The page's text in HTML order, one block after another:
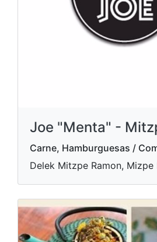
Joe "Menta" -
Carne, Hamburguesas /
Delek Mitzpe Ramon, Mizpe